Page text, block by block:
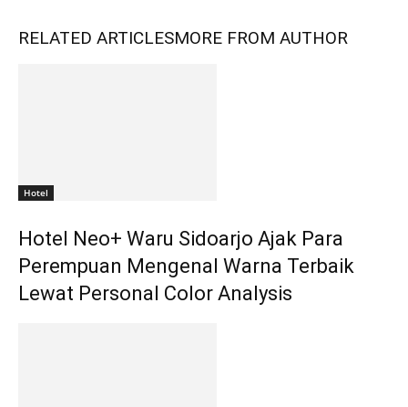
RELATED ARTICLESMORE FROM AUTHOR
Hotel
Hotel Neo+ Waru Sidoarjo Ajak Para
Perempuan Mengenal Warna Terbaik
Lewat Personal Color Analysis